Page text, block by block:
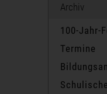
Archiv
100-Jahr-
Termine